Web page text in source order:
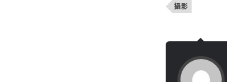
攝影